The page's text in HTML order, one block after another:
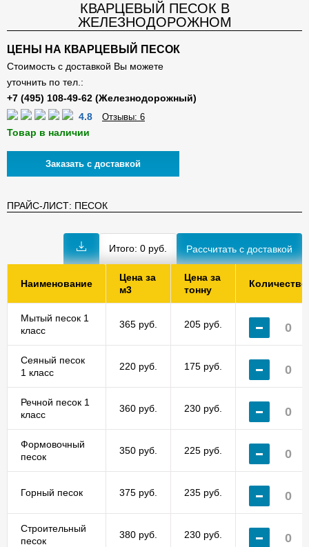
КВАРЦЕВЫЙ ПЕСОК В
ЖЕЛЕЗНОДОРОЖНОМ
ЦЕНЫ НА КВАРЦЕВЫЙ ПЕСОК
Стоимость с доставкой Вы можете
уточнить по тел.:
4.8 Отзывы: 6
Товар в наличии
Заказать с доставкой
ПРАЙС-ЛИСТ: ПЕСОК
Итого: 0 руб.
Наименование
Цена за
м3
Цена за
тонну
Количество
Мытый песок 1
класс
365 руб. 205 руб.
Сеяный песок
1 класс
220 руб. 175 руб.
Речной песок 1
класс
360 руб. 230 руб.
Формовочный
песок
350 руб. 225 руб.
Горный песок 375 руб. 235 руб.
Строительный
песок
380 руб. 230 руб.